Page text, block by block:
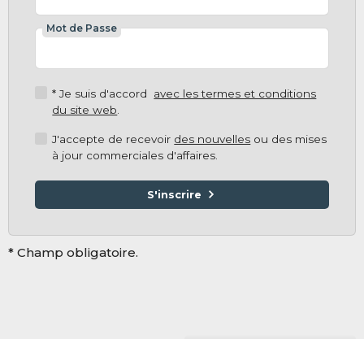
Mot de Passe
* Je suis d'accord avec les termes et conditions
du site web
J'accepte de recevoir des nouvelles ou des mises
à jour commerciales d'affaires.
S'inscrire
* Champ obligatoire.